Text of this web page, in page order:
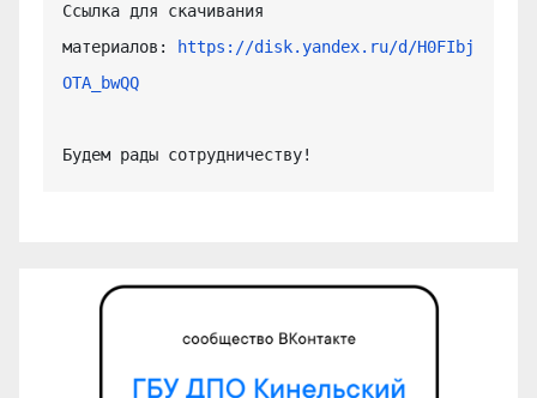
Ссылка для скачивания
материалов:
https://disk.yandex.ru/d/H0FIbj
OTA_bwQQ
Будем рады сотрудничеству!